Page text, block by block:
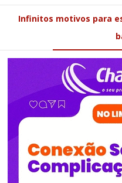
Infinitos motivos para